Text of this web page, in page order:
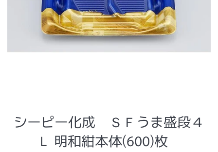
シーピー化成 ＳＦうま盛段４
Ｌ 明和紺本体(600)枚